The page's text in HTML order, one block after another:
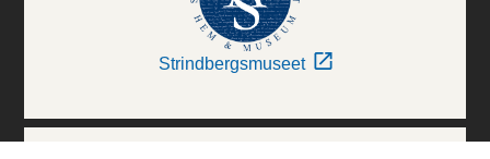
Strindbergsmuseet